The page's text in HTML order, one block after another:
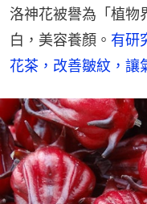
洛神花被譽為「植物
白，美容養顏。 有研
花茶，改善皺紋，讓